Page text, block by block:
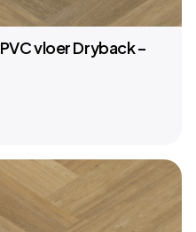
vloer Dryback –